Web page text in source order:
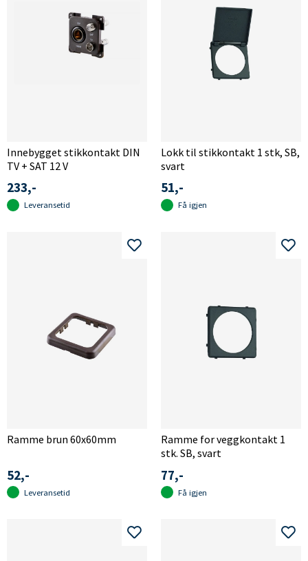
Innebygget stikkontakt DIN
TV + SAT 12 V
233,-
Leveransetid
Lokk til stikkontakt 1 stk, SB,
svart
51,-
Få igjen
Ramme brun 60x60mm
52,-
Leveransetid
Ramme for veggkontakt 1
stk. SB, svart
77,-
Få igjen